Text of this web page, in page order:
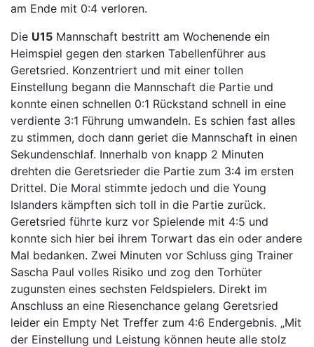
am Ende mit 0:4 verloren.
Die U15 Mannschaft bestritt am Wochenende ein
Heimspiel gegen den starken Tabellenführer aus
Geretsried. Konzentriert und mit einer tollen
Einstellung begann die Mannschaft die Partie und
konnte einen schnellen 0:1 Rückstand schnell in eine
verdiente 3:1 Führung umwandeln. Es schien fast alles
zu stimmen, doch dann geriet die Mannschaft in einen
Sekundenschlaf. Innerhalb von knapp 2 Minuten
drehten die Geretsrieder die Partie zum 3:4 im ersten
Drittel. Die Moral stimmte jedoch und die Young
Islanders kämpften sich toll in die Partie zurück.
Geretsried führte kurz vor Spielende mit 4:5 und
konnte sich hier bei ihrem Torwart das ein oder andere
Mal bedanken. Zwei Minuten vor Schluss ging Trainer
Sascha Paul volles Risiko und zog den Torhüter
zugunsten eines sechsten Feldspielers. Direkt im
Anschluss an eine Riesenchance gelang Geretsried
leider ein Empty Net Treffer zum 4:6 Endergebnis. „Mit
der Einstellung und Leistung können heute alle stolz